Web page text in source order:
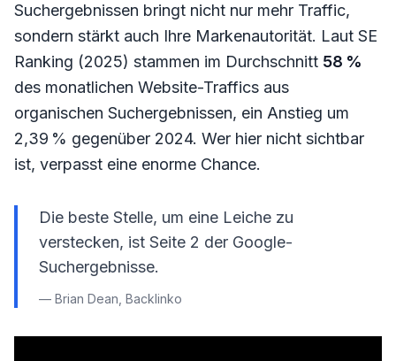
Suchergebnissen bringt nicht nur mehr Traffic,
sondern stärkt auch Ihre Markenautorität. Laut SE
Ranking (2025) stammen im Durchschnitt 58 %
des monatlichen Website-Traffics aus
organischen Suchergebnissen, ein Anstieg um
2,39 % gegenüber 2024. Wer hier nicht sichtbar
ist, verpasst eine enorme Chance.
Die beste Stelle, um eine Leiche zu
verstecken, ist Seite 2 der Google-
Suchergebnisse.
— Brian Dean, Backlinko